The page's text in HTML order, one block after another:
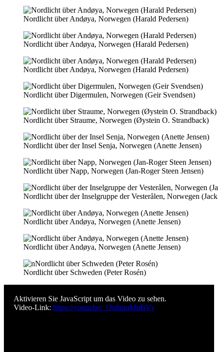
Nordlicht über Andøya, Norwegen (Harald Pedersen)
Nordlicht über Andøya, Norwegen (Harald Pedersen)
Nordlicht über Andøya, Norwegen (Harald Pedersen)
Nordlicht über Digermulen, Norwegen (Geir Svendsen)
Nordlicht über Straume, Norwegen (Øystein O. Strandback)
Nordlicht über der Insel Senja, Norwegen (Anette Jensen)
Nordlicht über Napp, Norwegen (Jan-Roger Steen Jensen)
Nordlicht über der Inselgruppe der Vesterålen, Norwegen
Nordlicht über Andøya, Norwegen (Anette Jensen)
Nordlicht über Andøya, Norwegen (Anette Jensen)
Nordlicht über Schweden (Peter Rosén)
Aktivieren Sie JavaScript um das Video zu sehen.
Video-Link: https://youtu.be/_Qn8mqMuBVs